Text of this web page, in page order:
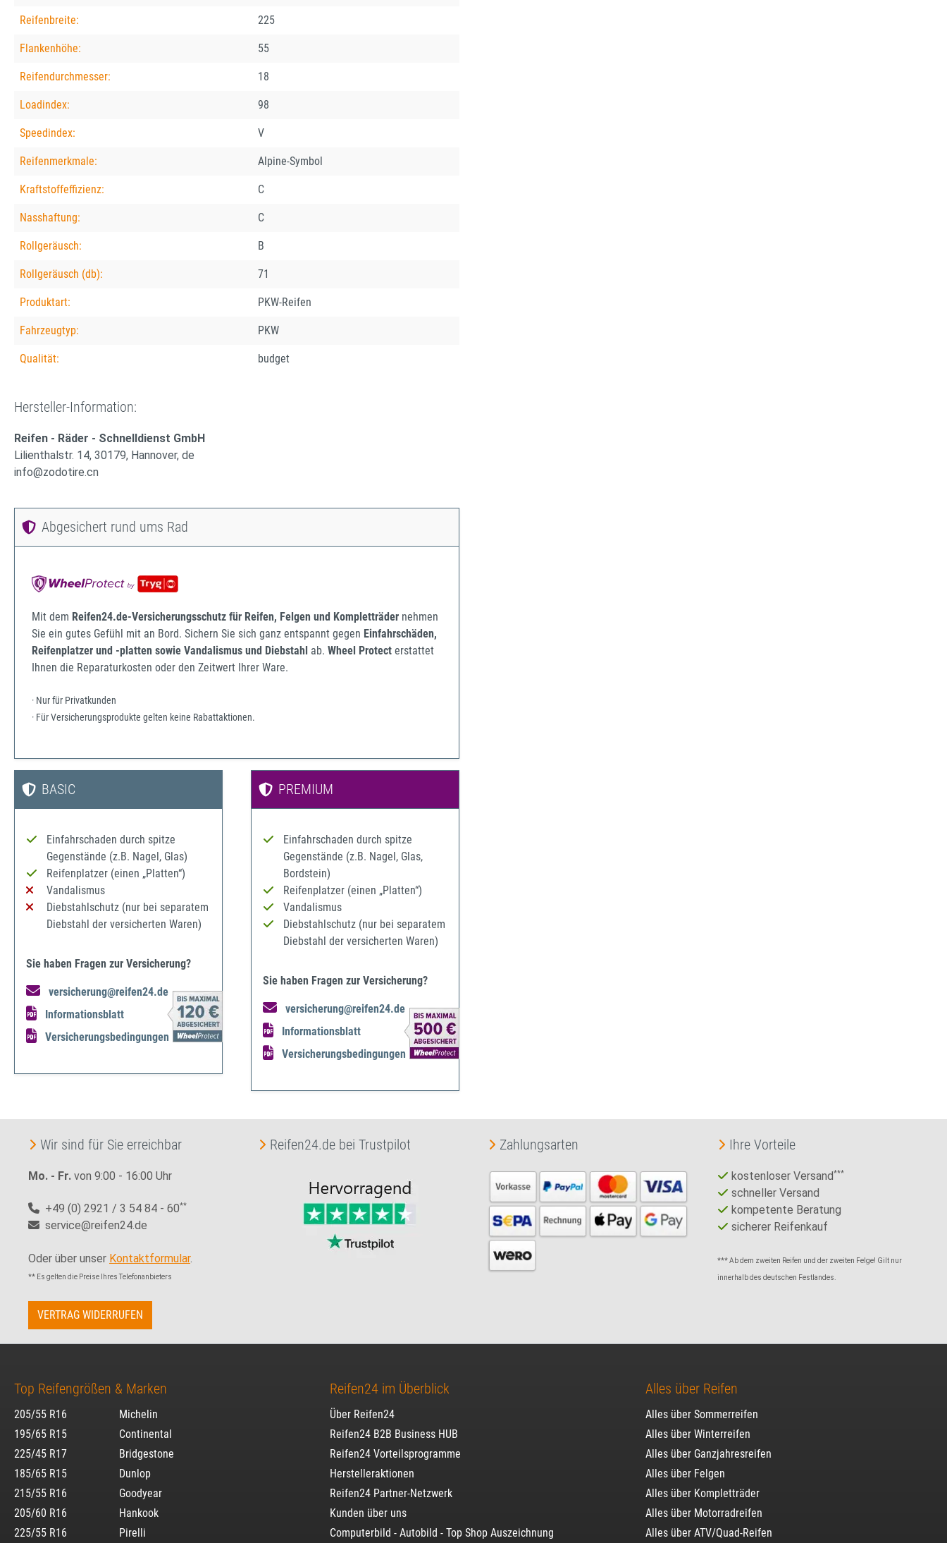
Reifenbreite: 225
Flankenhöhe: 55
Reifendurchmesser: 18
Loadindex: 98
Speedindex: V
Reifenmerkmale: Alpine-Symbol
Kraftstoffeffizienz: C
Nasshaftung: C
Rollgeräusch: B
Rollgeräusch (db): 71
Produktart: PKW-Reifen
Fahrzeugtyp: PKW
Qualität: budget
Hersteller-Information:
Reifen - Räder - Schnelldienst GmbH
Lilienthalstr. 14, 30179, Hannover, de
info@zodotire.cn
Abgesichert rund ums Rad
Mit dem Reifen24.de-Versicherungsschutz für Reifen, Felgen und Kompletträder nehmen
Sie ein gutes Gefühl mit an Bord. Sichern Sie sich ganz entspannt gegen Einfahrschäden,
Reifenplatzer und -platten sowie Vandalismus und Diebstahl ab. Wheel Protect erstattet
Ihnen die Reparaturkosten oder den Zeitwert Ihrer Ware.
· Nur für Privatkunden
· Für Versicherungsprodukte gelten keine Rabattaktionen.
BASIC
Einfahrschaden durch spitze
Gegenstände (z.B. Nagel, Glas)
Reifenplatzer (einen „Platten“)
Vandalismus
Diebstahlschutz (nur bei separatem
Diebstahl der versicherten Waren)
Sie haben Fragen zur Versicherung?
versicherung@reifen24.de
Informationsblatt
Versicherungsbedingungen
PREMIUM
Einfahrschaden durch spitze
Gegenstände (z.B. Nagel, Glas,
Bordstein)
Reifenplatzer (einen „Platten“)
Vandalismus
Diebstahlschutz (nur bei separatem
Diebstahl der versicherten Waren)
Sie haben Fragen zur Versicherung?
versicherung@reifen24.de
Informationsblatt
Versicherungsbedingungen
Wir sind für Sie erreichbar
Mo. - Fr. von 9:00 - 16:00 Uhr
+49 (0) 2921 / 3 54 84 - 60**
service@reifen24.de
Oder über unser Kontaktformular.
** Es gelten die Preise Ihres Telefonanbieters
VERTRAG WIDERRUFEN
Reifen24.de bei Trustpilot Zahlungsarten Ihre Vorteile
kostenloser Versand***
schneller Versand
kompetente Beratung
sicherer Reifenkauf
*** Ab dem zweiten Reifen und der zweiten Felge! Gilt nur
innerhalb des deutschen Festlandes.
Top Reifengrößen & Marken
205/55 R16
195/65 R15
225/45 R17
185/65 R15
215/55 R16
205/60 R16
225/55 R16
Michelin
Continental
Bridgestone
Dunlop
Goodyear
Hankook
Pirelli
Reifen24 im Überblick
Über Reifen24
Reifen24 B2B Business HUB
Reifen24 Vorteilsprogramme
Herstelleraktionen
Reifen24 Partner-Netzwerk
Kunden über uns
Computerbild - Autobild - Top Shop Auszeichnung
Alles über Reifen
Alles über Sommerreifen
Alles über Winterreifen
Alles über Ganzjahresreifen
Alles über Felgen
Alles über Kompletträder
Alles über Motorradreifen
Alles über ATV/Quad-Reifen